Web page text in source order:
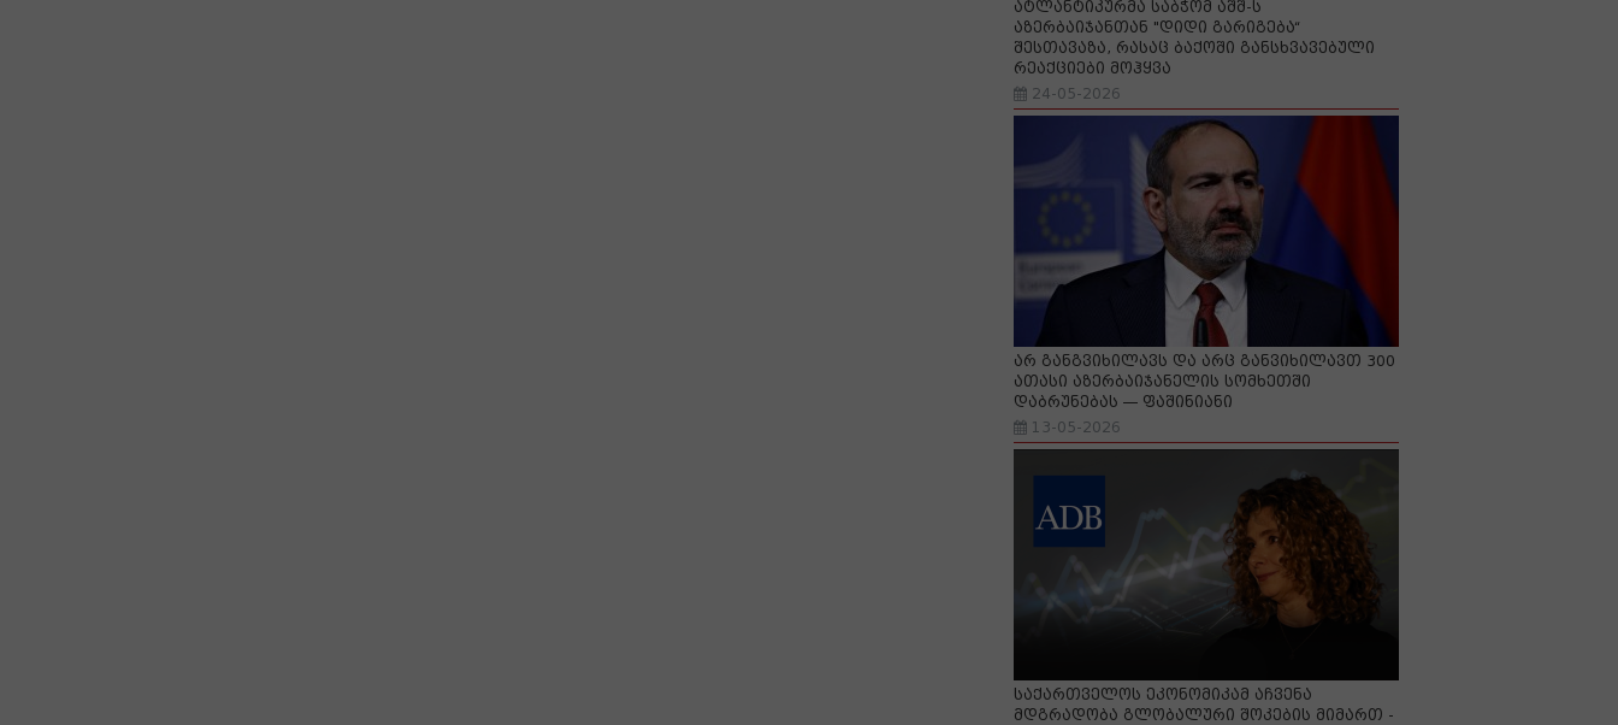
ატლანტიკურმა საბჭომ აშშ-ს
აზერბაიჯანთან "დიდი გარიგება“
შესთავაზა, რასაც ბაქოში განსხვავებული
რეაქციები მოჰყვა
24-05-2026
არ განგვიხილავს და არც განვიხილავთ 300
ათასი აზერბაიჯანელის სომხეთში
დაბრუნებას — ფაშინიანი
13-05-2026
საქართველოს ეკონომიკამ აჩვენა
მდგრადობა გლობალური შოკების მიმართ -